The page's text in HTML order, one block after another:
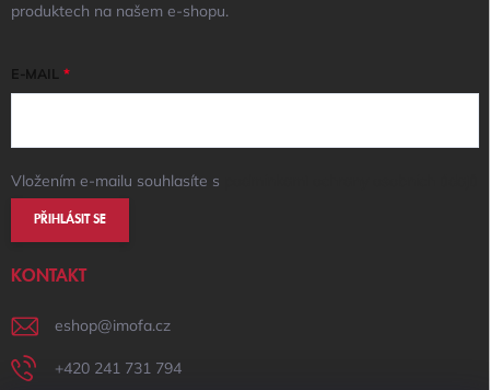
produktech na našem e-shopu.
E-MAIL
Vložením e-mailu souhlasíte s
PŘIHLÁSIT SE
KONTAKT
eshop@imofa.cz
+420 241 731 794